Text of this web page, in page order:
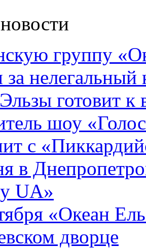
группу
за нелегальный
готовит
шоу
с
в
UA»
«Океан
дворце